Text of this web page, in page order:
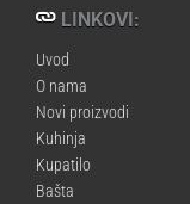
LINKOVI:
Uvod
O nama
Novi proizvodi
Kuhinja
Kupatilo
Bašta